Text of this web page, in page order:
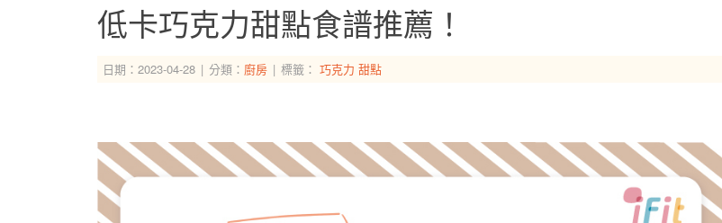
低卡巧克力甜點食譜推薦！
日期：2023-04-28 分類： 廚房 標籤： 巧克力 甜點